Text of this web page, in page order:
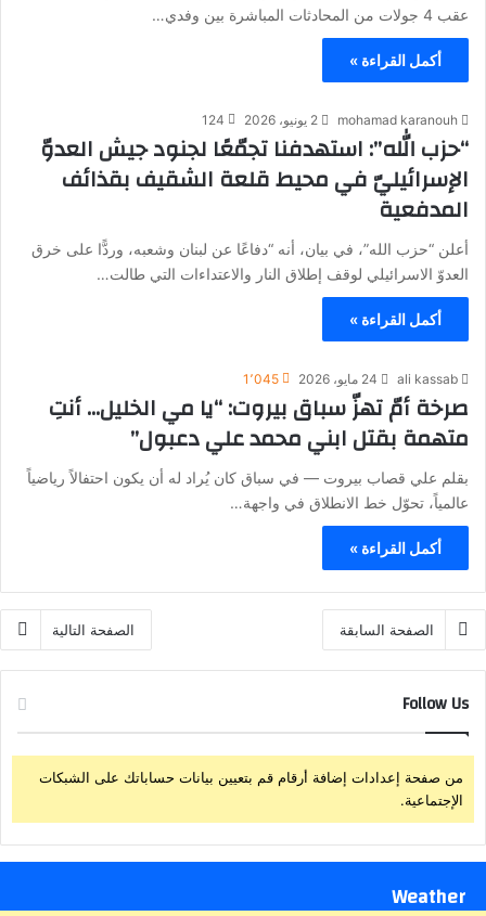
عقب 4 جولات من المحادثات المباشرة بين وفدي…
أكمل القراءة »
mohamad karanouh 2 يونيو، 2026 124
“حزب الله”: استهدفنا تجمّعًا لجنود جيش العدوّ
الإسرائيليّ في محيط قلعة الشقيف بقذائف
المدفعية
أعلن “​حزب الله​”، في بيان، أنه “دفاعًا عن ​لبنان​ وشعبه، وردًّا على خرق
العدوّ الاسرائيلي لوقف إطلاق النار والاعتداءات التي طالت…
أكمل القراءة »
ali kassab 24 مايو، 2026 1٬045
صرخة أمّ تهزّ سباق بيروت: “يا مي الخليل… أنتِ
متهمة بقتل ابني محمد علي دعبول”
بقلم علي قصاب بيروت — في سباق كان يُراد له أن يكون احتفالاً رياضياً
عالمياً، تحوّل خط الانطلاق في واجهة…
أكمل القراءة »
الصفحة السابقة الصفحة التالية
Follow Us
من صفحة إعدادات إضافة أرقام قم بتعيين بيانات حساباتك على الشبكات
الإجتماعية.
Weather